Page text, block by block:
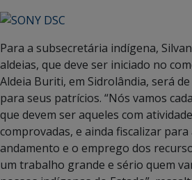
Para a subsecretária indígena,
aldeias, que deve ser iniciado no
Aldeia Buriti, em Sidrolândia, será
para seus patrícios. “Nós vamos
que devem ser aqueles com
comprovadas, e ainda fiscalizar
andamento e o emprego dos
um trabalho grande e sério quem